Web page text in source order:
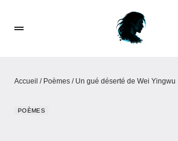
Accueil / Poèmes / Un gué déserté de Wei Yingwu
POÈMES